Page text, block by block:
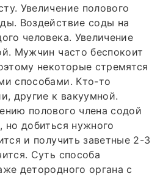
Увеличение полового
Воздействие соды на
человека. Увеличение
Мужчин часто беспокоит
некоторые стремятся
способами. Кто-то
другие к вакуумной.
полового члена содой
но добиться нужного
и получить заветные 2-3
Суть способа
детородного органа с